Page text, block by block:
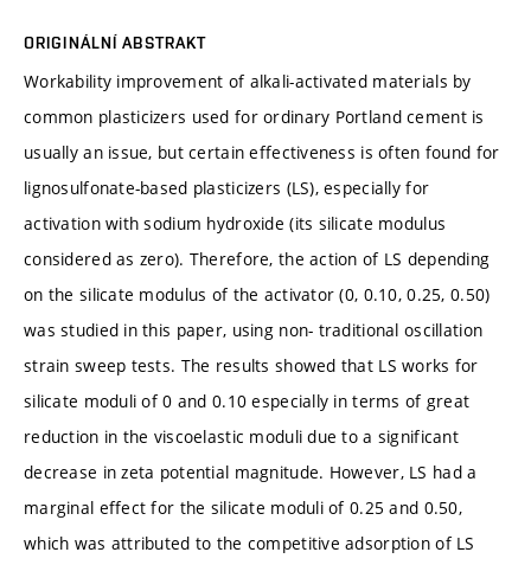
ORIGINÁLNÍ ABSTRAKT
Workability improvement of alkali-activated materials by
common plasticizers used for ordinary Portland cement is
usually an issue, but certain effectiveness is often found for
lignosulfonate-based plasticizers (LS), especially for
activation with sodium hydroxide (its silicate modulus
considered as zero). Therefore, the action of LS depending
on the silicate modulus of the activator (0, 0.10, 0.25, 0.50)
was studied in this paper, using non- traditional oscillation
strain sweep tests. The results showed that LS works for
silicate moduli of 0 and 0.10 especially in terms of great
reduction in the viscoelastic moduli due to a significant
decrease in zeta potential magnitude. However, LS had a
marginal effect for the silicate moduli of 0.25 and 0.50,
which was attributed to the competitive adsorption of LS